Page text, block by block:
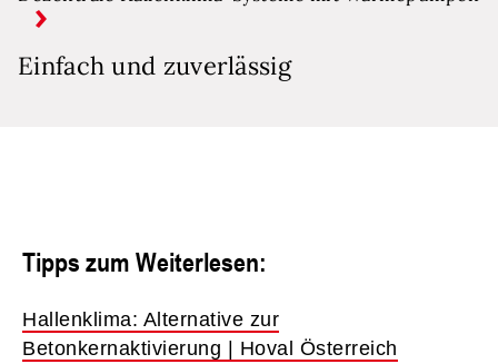
Einfach und zuverlässig
Tipps zum Weiterlesen:
Hallenklima: Alternative zur
Betonkernaktivierung | Hoval Österreich